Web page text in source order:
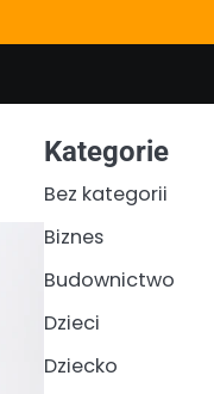
Kategorie
Bez kategorii
Biznes
Budownictwo
Dzieci
Dziecko